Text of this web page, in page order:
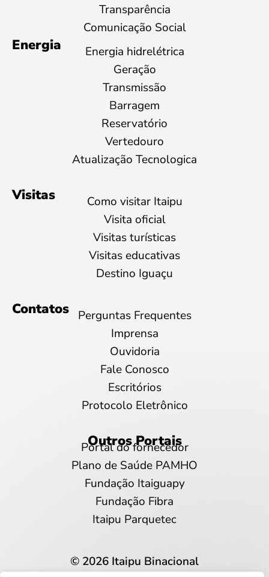
Transparência
Comunicação Social
Energia
Energia hidrelétrica
Geração
Transmissão
Barragem
Reservatório
Vertedouro
Atualização Tecnologica
Visitas
Como visitar Itaipu
Visita oficial
Visitas turísticas
Visitas educativas
Destino Iguaçu
Contatos
Perguntas Frequentes
Imprensa
Ouvidoria
Fale Conosco
Escritórios
Protocolo Eletrônico
Outros Portais
Portal do fornecedor
Plano de Saúde PAMHO
Fundação Itaiguapy
Fundação Fibra
Itaipu Parquetec
© 2026 Itaipu Binacional